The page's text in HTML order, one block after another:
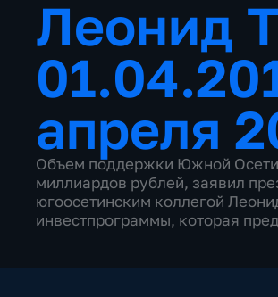
Леонид
апреля
Объем поддержки Южной
миллиардов рублей, заявил
югоосетинским коллегой
инвестпрограммы, которая